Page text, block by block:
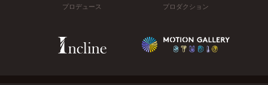
プロデュース プロダクション